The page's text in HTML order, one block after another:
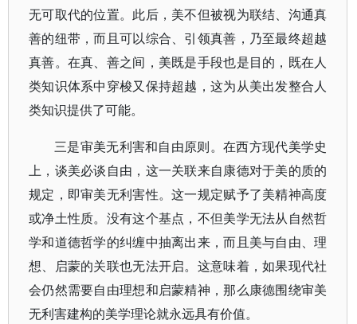
无可取代的位置。此后，美不但被视为联结、沟通真
善的纽带，而且可以综合、引领真善，乃至最终超越
真善。在真、善之间，美既是手段也是目的，既在人
类知识体系中穿梭又保持超越，这为从美出发整合人
类知识提供了可能。
三是审美无利害和自由原则。在西方现代美学史
上，谈美必谈自由，这一关联来自康德对于美的质的
规定，即审美无利害性。这一规定赋予了美精神高度
或净土性质。没有这个基点，不但美学无法从自然哲
学和道德哲学的纠缠中抽离出来，而且美与自由、理
想、启蒙的关联也无法开启。这意味着，如果现代社
会仍然需要自由理想和启蒙精神，那么康德围绕审美
无利害建构的美学理论就永远具有价值。